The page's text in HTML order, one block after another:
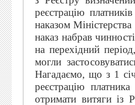
реєстрацію
наказом
наказ набрав
на перехідний
могли
Нагадаємо, що з 1
реєстрацію
отримати витяги із